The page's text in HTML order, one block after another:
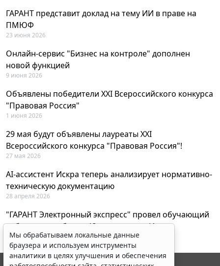
ГАРАНТ представит доклад на тему ИИ в праве на
ПМЮФ
23 июня 2026
Онлайн-сервис "Бизнес на контроле" дополнен
новой функцией
9 июня 2026
Объявлены победители XXI Всероссийского конкурса
"Правовая Россия"
1 июня 2026
29 мая будут объявлены лауреаты XXI
Всероссийского конкурса "Правовая Россия"!
27 мая 2026
AI-ассистент Искра теперь анализирует нормативно-
техническую документацию
28 апреля 2026
"ГАРАНТ Электронный экспресс" провел обучающий
вебинар по работе с AI-ассистентом Искра
23 апреля 2026
Мы обрабатываем локальные данные
браузера и используем инструменты
аналитики в целях улучшения и обеспечения